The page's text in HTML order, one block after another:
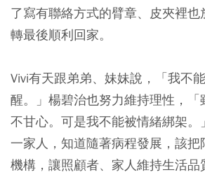
了寫有聯絡方式的臂章、皮夾裡
轉最後順利回家。
Vivi有天跟弟弟、妹妹說，「我不
醒。」楊碧治也努力維持理性，
不甘心。可是我不能被情緒綁架。
一家人，知道隨著病程發展，該把
機構，讓照顧者、家人維持生活